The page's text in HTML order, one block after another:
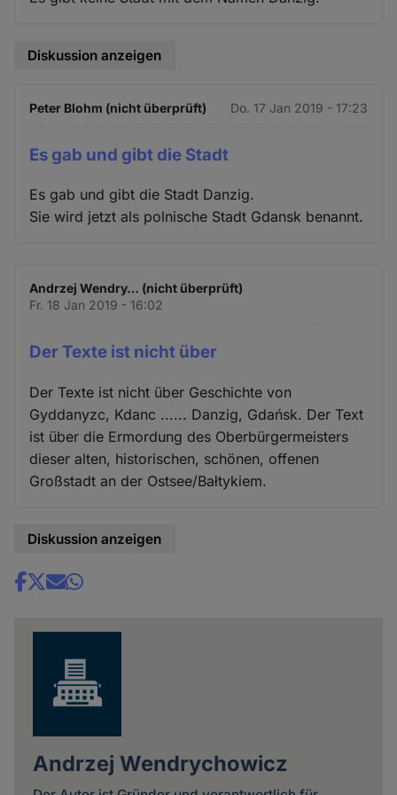
Diskussion anzeigen
Peter Blohm (nicht überprüft) Do. 17 Jan 2019 - 17:23
Es gab und gibt die Stadt
Es gab und gibt die Stadt Danzig.
Sie wird jetzt als polnische Stadt Gdansk benannt.
Andrzej Wendry… (nicht überprüft)
Fr. 18 Jan 2019 - 16:02
Der Texte ist nicht über
Der Texte ist nicht über Geschichte von
Gyddanyzc, Kdanc ...... Danzig, Gdańsk. Der Text
ist über die Ermordung des Oberbürgermeisters
dieser alten, historischen, schönen, offenen
Großstadt an der Ostsee/Bałtykiem.
Diskussion anzeigen
Share
Andrzej Wendrychowicz